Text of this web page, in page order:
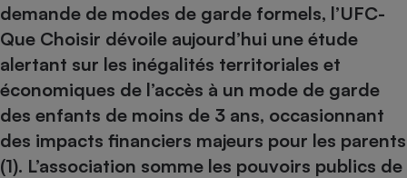
demande de modes de garde formels, l’UFC-
Que Choisir dévoile aujourd’hui une étude
alertant sur les inégalités territoriales et
économiques de l’accès à un mode de garde
des enfants de moins de 3 ans, occasionnant
des impacts financiers majeurs pour les parents
(1). L’association somme les pouvoirs publics de
Complément
alimentaire
Assurance emprunteur
Gros électroménager
Petit électroménager -
Internet
Téléphonie
Mutuelle